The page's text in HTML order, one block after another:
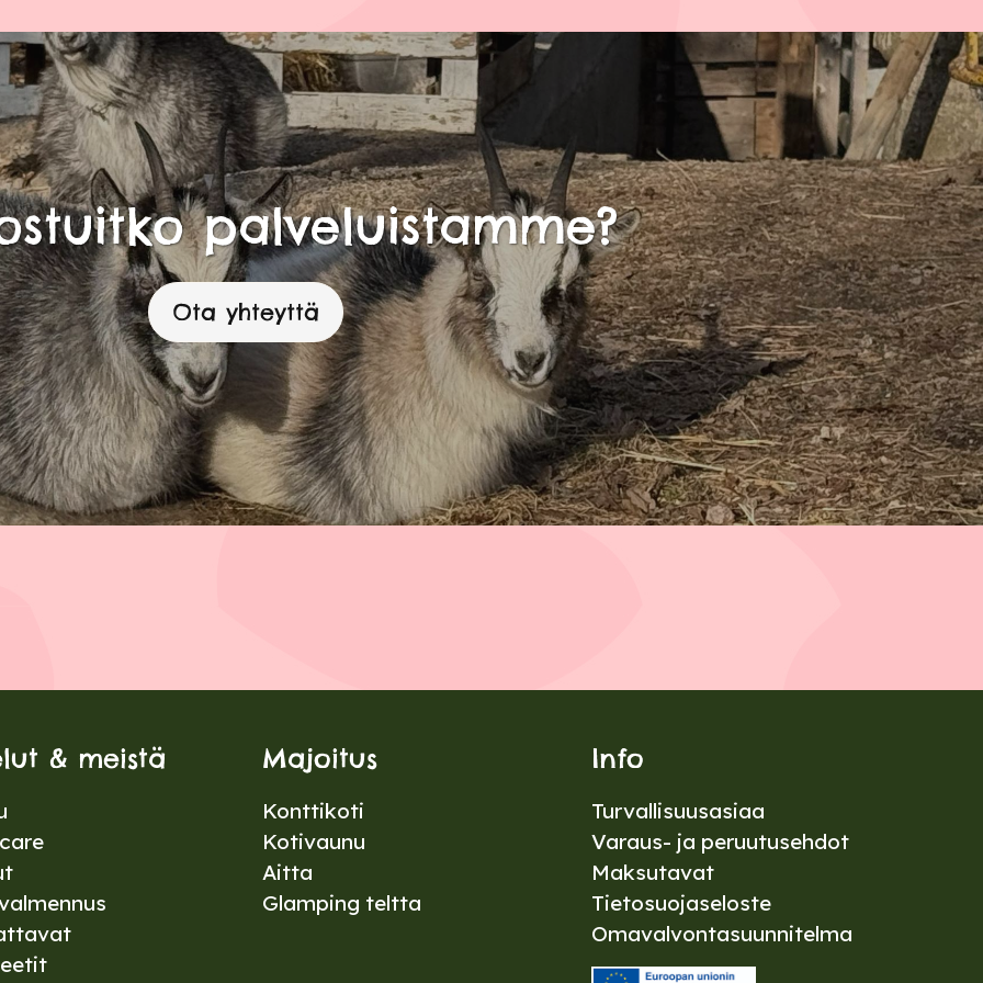
palveluistamme?
Ota yhteyttä
& meistä Majoitus
Konttikoti
Kotivaunu
Aitta
Glamping teltta
Info
Turvallisuusasiaa
Varaus- ja peruutusehdot
Maksutavat
Tietosuojaseloste
Omavalvontasuunnitelma